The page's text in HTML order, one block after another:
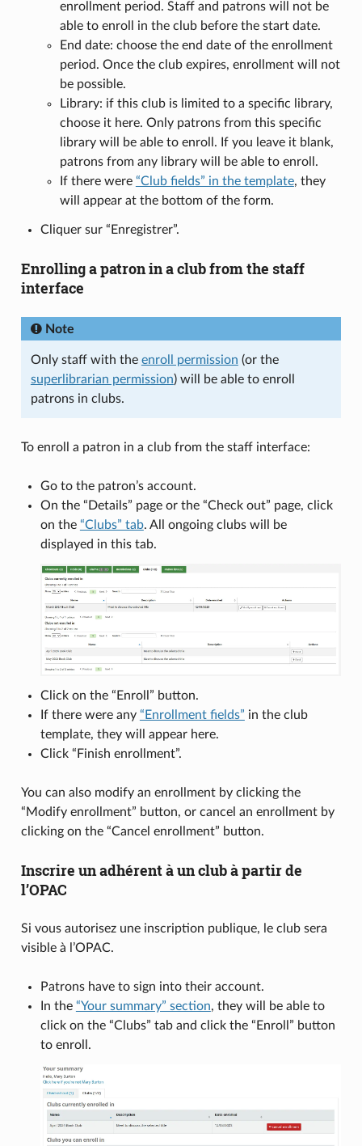
enrollment period. Staff and patrons will not be
able to enroll in the club before the start date.
End date: choose the end date of the enrollment
period. Once the club expires, enrollment will not
be possible.
Library: if this club is limited to a specific library,
choose it here. Only patrons from this specific
library will be able to enroll. If you leave it blank,
patrons from any library will be able to enroll.
If there were “Club fields” in the template, they
will appear at the bottom of the form.
Cliquer sur “Enregistrer”.
Enrolling a patron in a club from the staff
interface
Note
Only staff with the enroll permission (or the
superlibrarian permission) will be able to enroll
patrons in clubs.
To enroll a patron in a club from the staff interface:
Go to the patron’s account.
On the “Details” page or the “Check out” page, click
on the “Clubs” tab. All ongoing clubs will be
displayed in this tab.
Click on the “Enroll” button.
If there were any “Enrollment fields” in the club
template, they will appear here.
Click “Finish enrollment”.
You can also modify an enrollment by clicking the
“Modify enrollment” button, or cancel an enrollment by
clicking on the “Cancel enrollment” button.
Inscrire un adhérent à un club à partir de
l’OPAC
Si vous autorisez une inscription publique, le club sera
visible à l’OPAC.
Patrons have to sign into their account.
In the “Your summary” section, they will be able to
click on the “Clubs” tab and click the “Enroll” button
to enroll.